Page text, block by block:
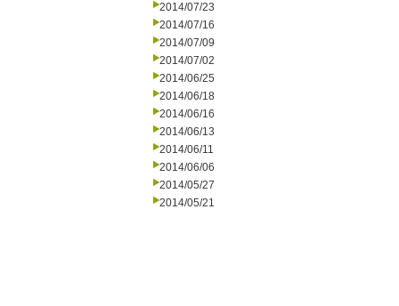
2014/07/23
2014/07/16
2014/07/09
2014/07/02
2014/06/25
2014/06/18
2014/06/16
2014/06/13
2014/06/11
2014/06/06
2014/05/27
2014/05/21